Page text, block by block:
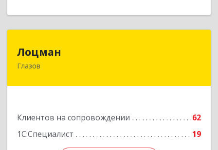
Лоцман
Глазов
Клиентов на сопровождении
62
1С:Специалист
19
427620, Удмуртская Респ, Глазов г, Сибирская